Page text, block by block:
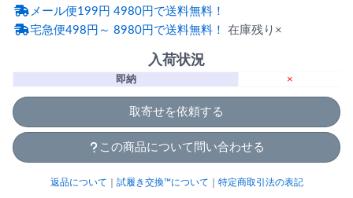
メール便199円 4980円で送料無料！
宅急便498円～ 8980円で送料無料！ 在庫残り×
入荷状況
即納 ×
取寄せを依頼する
この商品について問い合わせる
返品について 試履き交換™について 特定商取引法の表記